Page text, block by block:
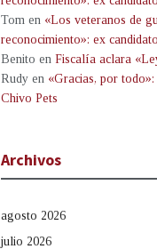
Tom en «Los veteranos de
reconocimiento»: ex
Benito en Fiscalía aclara
Rudy en «Gracias, por
Chivo Pets
Archivos
agosto 2026
julio 2026